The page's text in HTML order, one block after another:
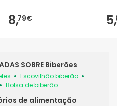
8,79€ 5,
SOBRE Biberões
Escovilhão biberão
Bolsa de biberão
de alimentação